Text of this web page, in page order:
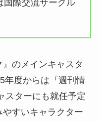
国際交流サークル
のメインキャスタ
年度からは『週刊情
スターにも就任予定
すいキャラクター